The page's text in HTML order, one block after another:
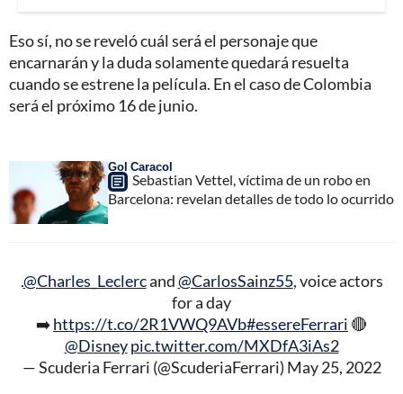
Eso sí, no se reveló cuál será el personaje que
encarnarán y la duda solamente quedará resuelta
cuando se estrene la película. En el caso de Colombia
será el próximo 16 de junio.
Gol Caracol
Sebastian Vettel, víctima de un robo en
Barcelona: revelan detalles de todo lo ocurrido
.@Charles_Leclercand@CarlosSainz55, voice actors
for a day
➡️https://t.co/2R1VWQ9AVb#essereFerrari 🔴
@Disney pic.twitter.com/MXDfA3iAs2
— Scuderia Ferrari (@ScuderiaFerrari) May 25, 2022